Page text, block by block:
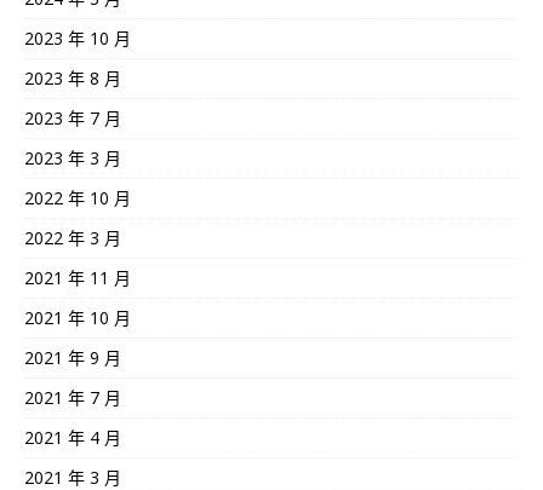
2023 年 10 月
2023 年 8 月
2023 年 7 月
2023 年 3 月
2022 年 10 月
2022 年 3 月
2021 年 11 月
2021 年 10 月
2021 年 9 月
2021 年 7 月
2021 年 4 月
2021 年 3 月